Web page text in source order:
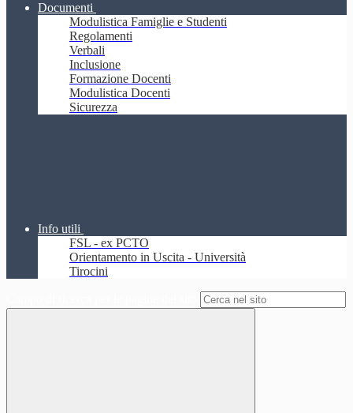
Documenti
Modulistica Famiglie e Studenti
Regolamenti
Verbali
Inclusione
Formazione Docenti
Modulistica Docenti
Sicurezza
Info utili
FSL - ex PCTO
Orientamento in Uscita - Università
Tirocini